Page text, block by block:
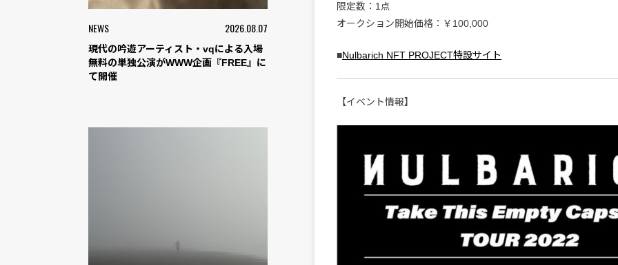
NEWS 2026.08.07
現代の吟遊アーティスト・vqによる入場
無料の単独公演がWWW企画『FREE』に
て開催
限定数：1点
オークション開始価格：￥100,000
■Nulbarich NFT PROJECT特設サイト
【イベント情報】